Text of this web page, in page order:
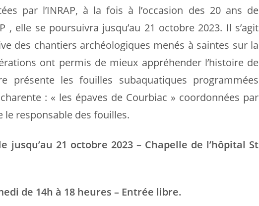
par l’INRAP, à la fois à l’occasion des 20 ans de
, elle se poursuivra jusqu’au 21 octobre 2023. Il s’agit
des chantiers archéologiques menés à saintes sur la
ont permis de mieux appréhender l’histoire de
présente les fouilles subaquatiques programmées
: « les épaves de Courbiac » coordonnées par
le responsable des fouilles.
jusqu’au 21 octobre 2023– Chapelle de l’hôpital St
de 14h à 18 heures – Entrée libre.